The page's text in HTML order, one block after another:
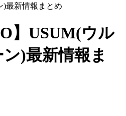
)最新情報まとめ
】USUM(ウル
ン)最新情報ま